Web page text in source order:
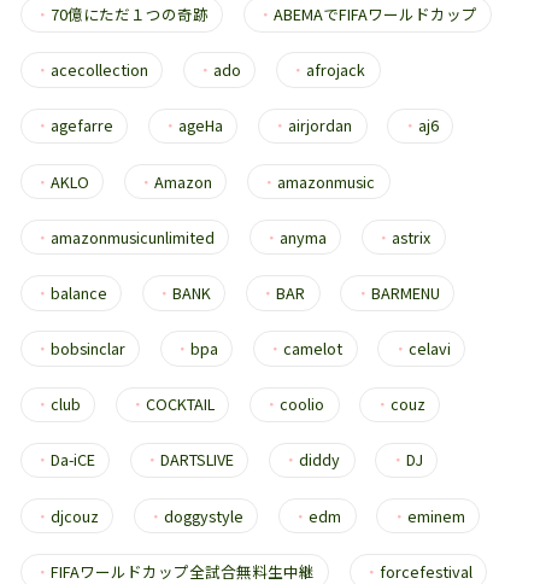
・ 70億にただ１つの奇跡 ・ABEMAでFIFAワールドカップ
・ acecollection ・ ado ・ afrojack
・ agefarre ・ ageHa ・ airjordan ・ aj6
・ AKLO ・Amazon ・ amazonmusic
・ amazonmusicunlimited ・ anyma ・ astrix
・ balance ・BANK ・BAR ・ BARMENU
・ bobsinclar ・bpa ・camelot ・ celavi
・ club ・COCKTAIL ・coolio ・ couz
・ Da-iCE ・DARTSLIVE ・diddy ・ DJ
・ djcouz ・doggystyle ・edm ・ eminem
・ FIFAワールドカップ全試合無料生中継 ・ forcefestival